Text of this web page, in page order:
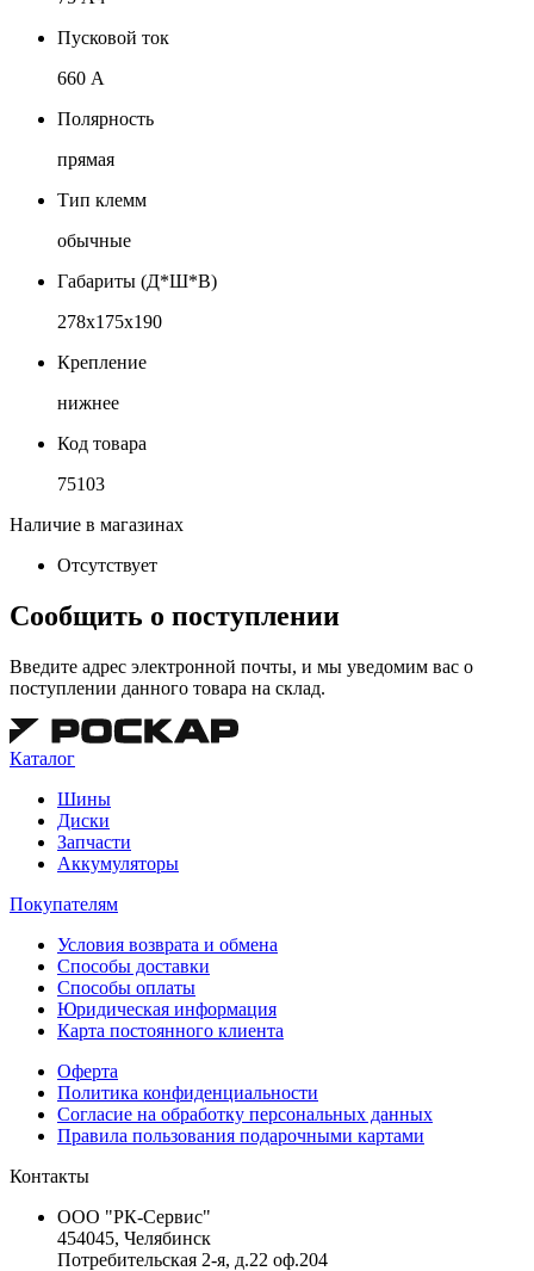
Пусковой ток
660 А
Полярность
прямая
Тип клемм
обычные
Габариты (Д*Ш*В)
278x175x190
Крепление
нижнее
Код товара
75103
Наличие в магазинах
Отсутствует
Сообщить о поступлении
Введите адрес электронной почты, и мы уведомим вас о
поступлении данного товара на склад.
Каталог
Шины
Диски
Запчасти
Аккумуляторы
Покупателям
Условия возврата и обмена
Способы доставки
Способы оплаты
Юридическая информация
Карта постоянного клиента
Оферта
Политика конфиденциальности
Согласие на обработку персональных данных
Правила пользования подарочными картами
Контакты
ООО "РК-Сервис"
454045, Челябинск
Потребительская 2-я, д.22 оф.204